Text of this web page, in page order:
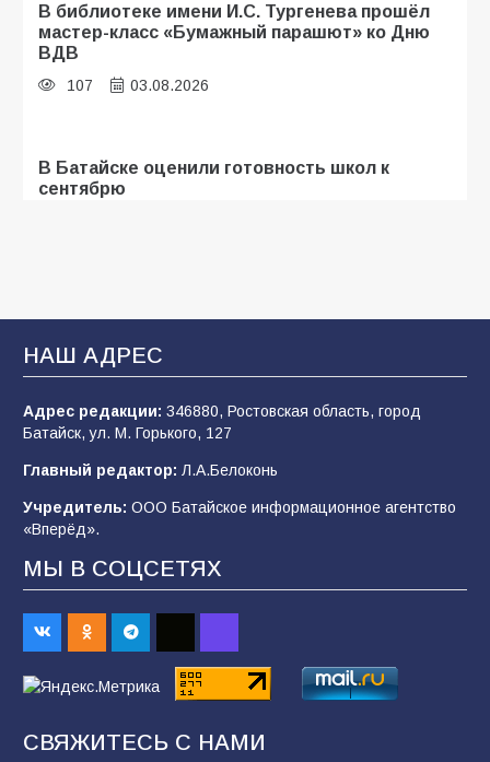
В библиотеке имени И.С. Тургенева прошёл
мастер-класс «Бумажный парашют» ко Дню
ВДВ
107 03.08.2026
В Батайске оценили готовность школ к
сентябрю
образовательного кластера
106 05.08.2026
«Мобилизация или набор?» Что на самом
2026 года
101 03.08.2026
В Батайске продолжаются дорожные работы
98 04.08.2026
пропагандистский вброс
НАШ АДРЕС
Адрес редакции: 346880, Ростовская область, город
Батайск, ул. М. Горького, 127
Главный редактор: Л.А.Белоконь
Учредитель: ООО Батайское информационное агентство
«Вперёд».
МЫ В СОЦСЕТЯХ
СВЯЖИТЕСЬ С НАМИ